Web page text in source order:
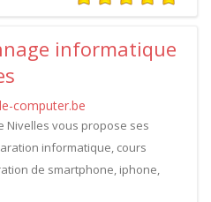
informatique
computer.be
Nivelles vous propose ses
informatique, cours
de smartphone, iphone,